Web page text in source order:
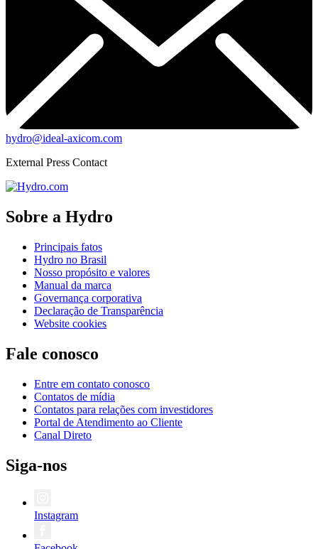
hydro@ideal-axicom.com
External Press Contact
Sobre a Hydro
Principais fatos
Hydro no Brasil
Nosso propósito e valores
Manual da marca
Governança corporativa
Declaração de Transparência
Website cookies
Fale conosco
Entre em contato conosco
Contatos de mídia
Contatos para relações com investidores
Portal de Atendimento ao Cliente
Canal Direto
Siga-nos
Instagram